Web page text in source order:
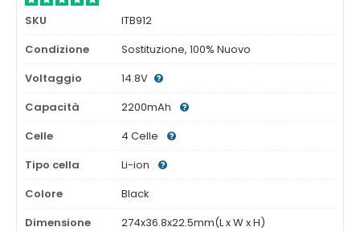
SKU
ITB912
Condizione
Sostituzione, 100% Nuovo
Voltaggio
14.8V
Capacità
2200mAh
Celle
4 Celle
Tipo cella
Li-ion
Colore
Black
Dimensione
274x36.8x22.5mm(L x W x H)